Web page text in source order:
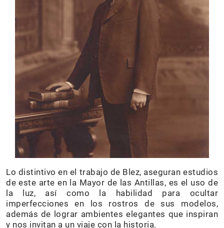
Lo distintivo en el trabajo de Blez, aseguran estudios
de este arte en la Mayor de las Antillas, es el uso de
la luz, así como la habilidad para ocultar
imperfecciones en los rostros de sus modelos,
además de lograr ambientes elegantes que inspiran
y nos invitan a un viaje con la historia.